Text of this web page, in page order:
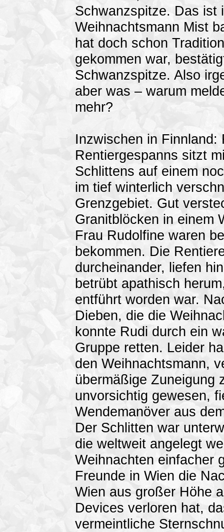
Schwanzspitze. Das ist
Weihnachtsmann Mist
hat doch schon
gekommen war,
Schwanzspitze. Also
aber was – warum
mehr?
Inzwischen in Finnland:
Rentiergespanns sitzt
Schlittens auf einem
im tief winterlich
Grenzgebiet. Gut
Granitblöcken in einem
Frau Rudolfine waren
bekommen. Die
durcheinander, liefen
betrübt apathisch
entführt worden war.
Dieben, die die
konnte Rudi durch ein
Gruppe retten. Leider
den Weihnachtsmann,
übermäßige Zuneigung
unvorsichtig gewesen,
Wendemanöver aus
Der Schlitten war
die weltweit angelegt
Weihnachten einfacher
Freunde in Wien die
Wien aus großer Höhe
Devices verloren hat,
vermeintliche